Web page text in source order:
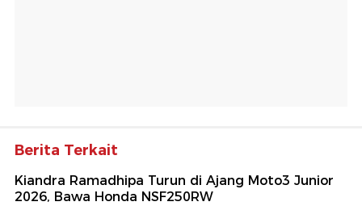
Berita Terkait
Kiandra Ramadhipa Turun di Ajang Moto3 Junior
2026, Bawa Honda NSF250RW